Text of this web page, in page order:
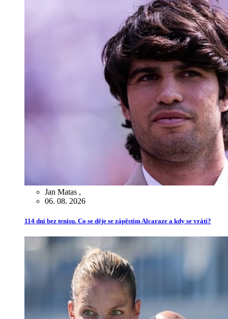
Jan Matas ,
06. 08. 2026
114 dní bez tenisu. Co se děje se zápěstím Alcaraze a kdy se vrátí?